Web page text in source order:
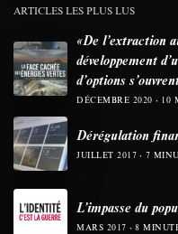
ARTICLES LES PLUS LUS
«De l’extraction
développement
d’options
DÉCEMBRE 2020 10
Dérégulation
JUILLET 2017 7
L’impasse du
MARS 2017 8